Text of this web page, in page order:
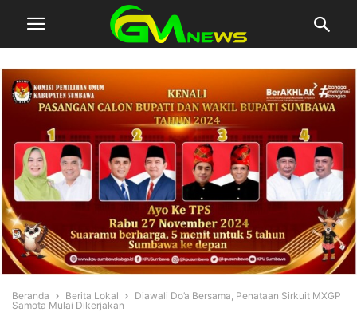
Beranda Berita Lokal
Diawali Do’a Bersama, Penataan Sirkuit MXGP
Samota Mulai Dikerjakan